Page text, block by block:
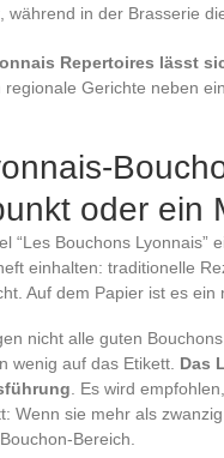
während in der Brasserie
Repertoires lässt
regionale Gerichte neben
oder ein
“Les Bouchons
einhalten: traditionelle
Auf dem Papier ist es ein
nicht alle guten
wenig auf das Etikett. Das
. Es wird
Wenn sie mehr als
Bereich.